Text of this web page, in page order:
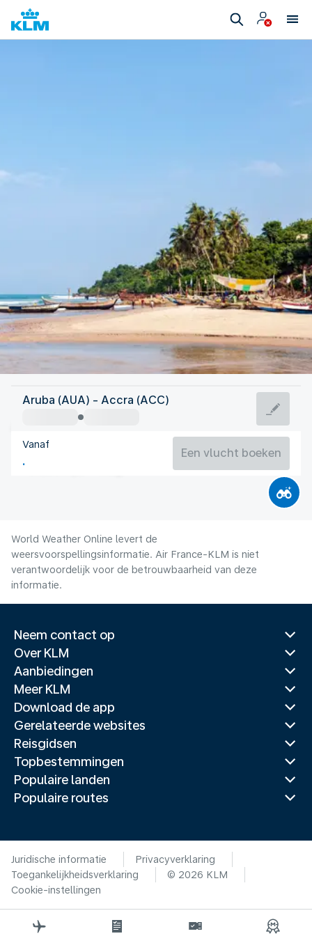
Ghana
Ghana
Aruba (AUA) - Accra (ACC)
Vanaf
Een vlucht boeken
World Weather Online levert de
weersvoorspellingsinformatie. Air France-KLM is niet
verantwoordelijk voor de betrouwbaarheid van deze
informatie.
Neem contact op
Over KLM
Aanbiedingen
Meer KLM
Download de app
Gerelateerde websites
Reisgidsen
Topbestemmingen
Populaire landen
Populaire routes
Juridische informatie
Privacyverklaring
Toegankelijkheidsverklaring
© 2026 KLM
Cookie-instellingen